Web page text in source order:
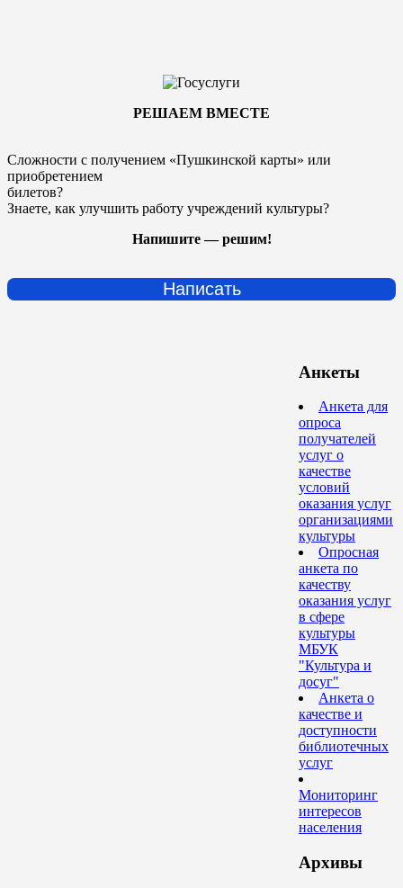
РЕШАЕМ ВМЕСТЕ
Сложности с получением «Пушкинской карты» или
приобретением
билетов?
Знаете, как улучшить работу учреждений культуры?
Напишите — решим!
Написать
Анкеты
Анкета для
опроса
получателей
услуг о
качестве
условий
оказания услуг
организациями
культуры
Опросная
анкета по
качеству
оказания услуг
в сфере
культуры
МБУК
"Культура и
досуг"
Анкета о
качестве и
доступности
библиотечных
услуг
Мониторинг
интересов
населения
Архивы